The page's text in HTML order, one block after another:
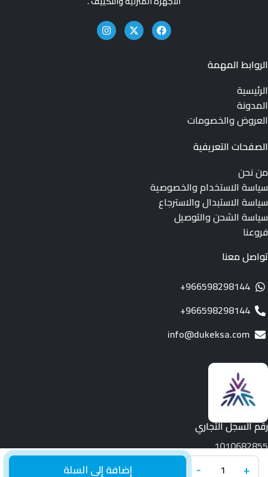
الروابط المهمة
الرئيسية
المدونة
العروض والخصومات
الصفحات التعريفية
من نحن
سياسة الاستخدام والخصوصية
سياسة الاستبدال والاسترجاع
سياسة الشحن والتوصيل
فروعنا
تواصل معنا
966598298144+
966598298144+
info@dukeksa.com
رقم السجل التجاري
1010682855
جميع الحقوق محفوظة لـ © 2026.
Duke +
- إضافة إلى السلة